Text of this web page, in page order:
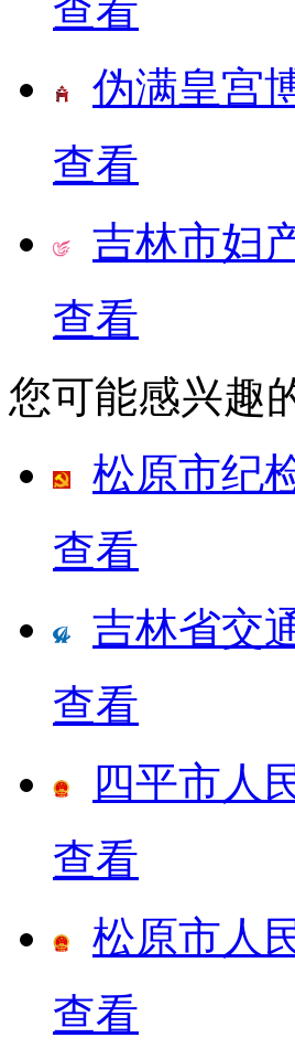
查看
伪满皇宫
查看
吉林市妇
查看
您可能感兴趣
松原市纪
查看
吉林省交
查看
四平市人
查看
松原市人
查看